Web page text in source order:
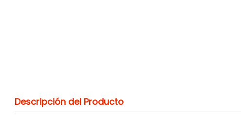
Descripción del Producto